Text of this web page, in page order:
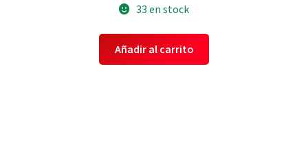
33 en stock
Añadir al carrito